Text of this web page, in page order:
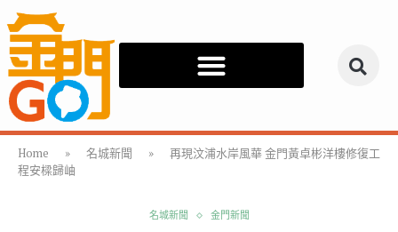
Home » 名城新聞 »
再現汶浦水岸風華 金門黃卓彬洋樓修復工
程安樑歸岫
名城新聞 金門新聞